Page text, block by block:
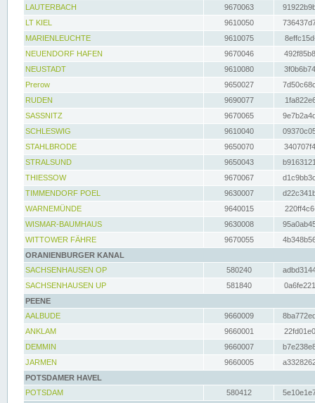
LAUTERBACH
9670063
LT KIEL
9610050
MARIENLEUCHTE
9610075
NEUENDORF HAFEN
9670046
NEUSTADT
9610080
Prerow
9650027
RUDEN
9690077
SASSNITZ
9670065
SCHLESWIG
9610040
STAHLBRODE
9650070
STRALSUND
9650043
THIESSOW
9670067
TIMMENDORF POEL
9630007
WARNEMÜNDE
9640015
WISMAR-BAUMHAUS
9630008
WITTOWER FÄHRE
9670055
ORANIENBURGER KANAL
SACHSENHAUSEN OP
580240
SACHSENHAUSEN UP
581840
PEENE
AALBUDE
9660009
ANKLAM
9660001
DEMMIN
9660007
JARMEN
9660005
POTSDAMER HAVEL
POTSDAM
580412